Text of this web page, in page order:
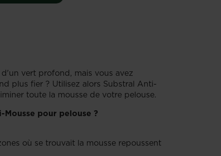
vert profond, mais vous avez
plus fier ? Utilisez alors Substral Anti-
toute la mousse de votre pelouse.
pour pelouse ?
où se trouvait la mousse repoussent